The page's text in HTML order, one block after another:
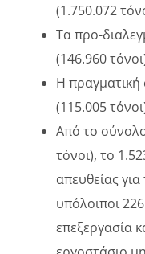
(1.750.072
Τα προ-
(146.960
Η πραγματική
(115.005
Από το
τόνοι), το
απευθείας
υπόλοιποι
επεξεργασία